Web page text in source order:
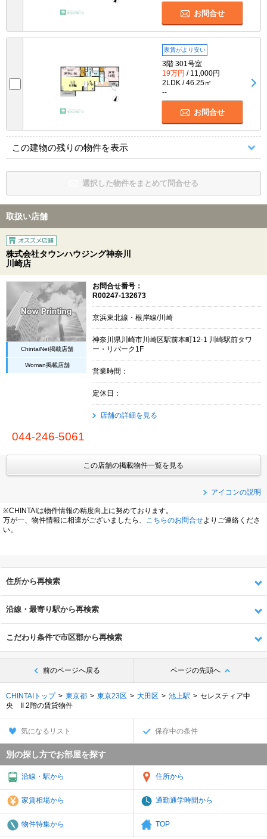
お問合せ
家賃がより安い
3階 301号室
19万円 / 11,000円
2LDK / 46.25㎡
--
お問合せ
この建物の残りの物件を表示
選択した物件をまとめて問合せる
取扱い店舗
株式会社タウンハウジング神奈川
川崎店
ChintaiNet掲載店舗
Woman掲載店舗
お問合せ番号：
R00247-132673
京浜東北線・根岸線/川崎
神奈川県川崎市川崎区駅前本町12-1 川崎駅前タワ
ー・リバーク1F
営業時間：
定休日：
店舗の詳細を見る
044-246-5061
この店舗の掲載物件一覧を見る
アイコンの説明
※CHINTAIは物件情報の精度向上に努めております。
万が一、物件情報に相違がございましたら、 こちらのお問合せよりご連絡くださ
い。
住所から再検索
沿線・最寄り駅から再検索
こだわり条件で市区郡から再検索
前のページへ戻る ページの先頭へ
CHINTAIトップ 東京都 東京23区 大田区 池上駅
セレスティア中
央 II 2階の賃貸物件
気になるリスト 保存中の条件
別の探し方でお部屋を探す
沿線・駅から 住所から
家賃相場から 通勤通学時間から
物件特集から TOP